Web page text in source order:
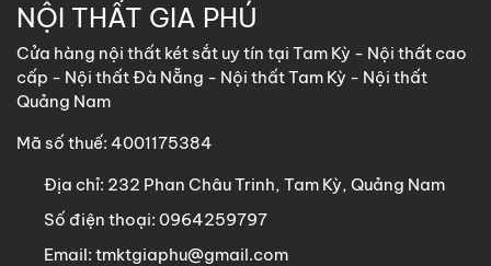
NỘI THẤT GIA PHÚ
Cửa hàng nội thất két sắt uy tín tại Tam Kỳ - Nội thất cao
cấp - Nội thất Đà Nẵng - Nội thất Tam Kỳ - Nội thất
Quảng Nam
Mã số thuế: 4001175384
Địa chỉ: 232 Phan Châu Trinh, Tam Kỳ, Quảng Nam
Số điện thoại: 0964259797
Email: tmktgiaphu@gmail.com